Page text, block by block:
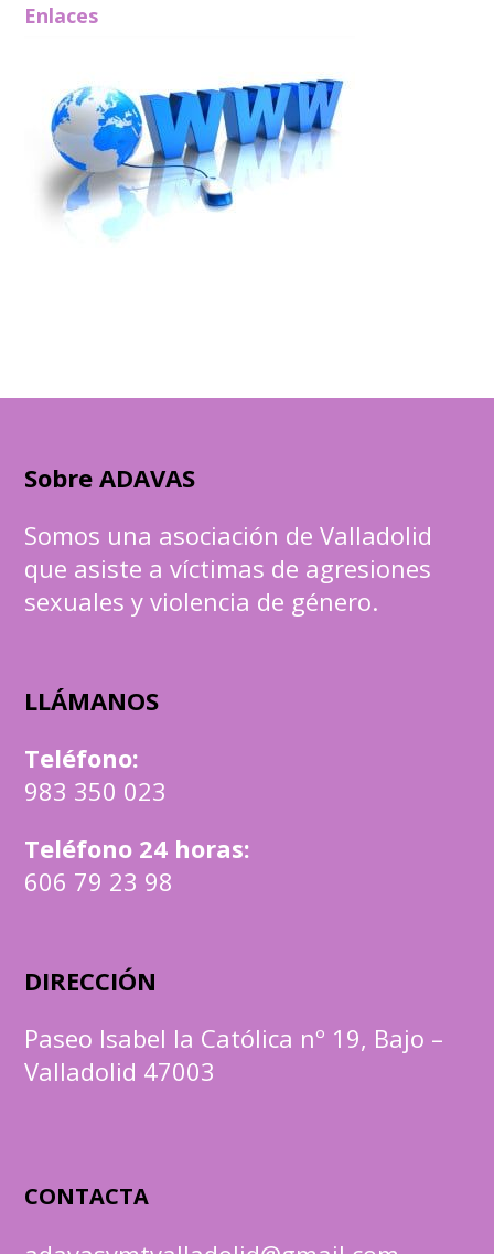
Enlaces
Sobre ADAVAS
Somos una asociación de Valladolid
que asiste a víctimas de agresiones
sexuales y violencia de género.
LLÁMANOS
Teléfono:
983 350 023
Teléfono 24 horas:
606 79 23 98
DIRECCIÓN
Paseo Isabel la Católica nº 19, Bajo –
Valladolid 47003
CONTACTA